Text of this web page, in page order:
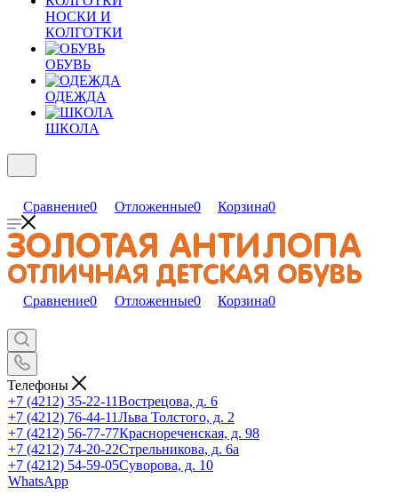
НОСКИ И
КОЛГОТКИ
ОБУВЬ
ОДЕЖДА
ШКОЛА
Сравнение0 Отложенные0 Корзина0
Сравнение0 Отложенные0 Корзина0
Телефоны
+7 (4212) 35-22-11Вострецова, д. 6
+7 (4212) 76-44-11Льва Толстого, д. 2
+7 (4212) 56-77-77Краснореченская, д. 98
+7 (4212) 74-20-22Стрельникова, д. 6а
+7 (4212) 54-59-05Суворова, д. 10
WhatsApp